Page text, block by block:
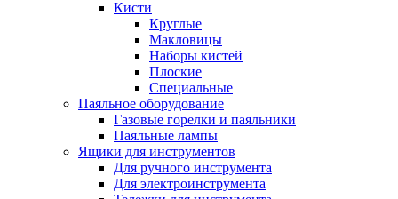
Кисти
Круглые
Макловицы
Наборы кистей
Плоские
Специальные
Паяльное оборудование
Газовые горелки и паяльники
Паяльные лампы
Ящики для инструментов
Для ручного инструмента
Для электроинструмента